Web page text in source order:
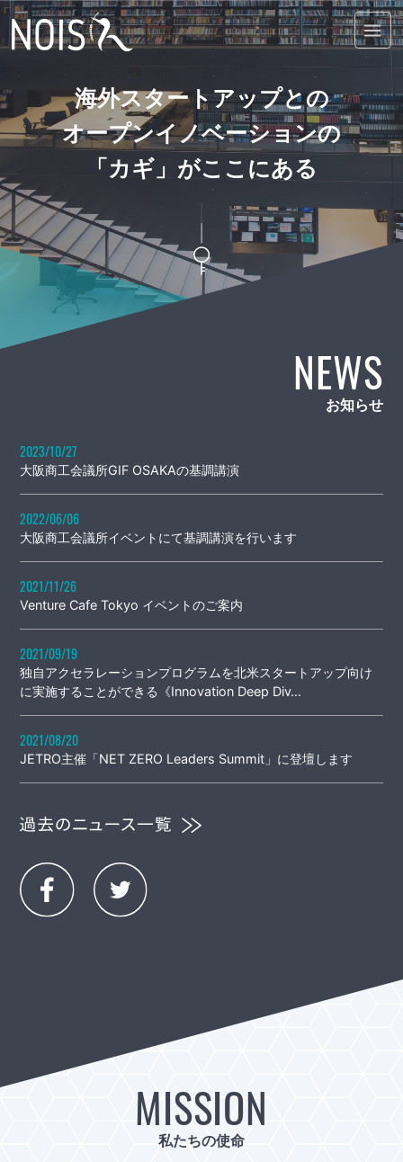
海外スタートアップとの
オープンイノベーションの
「カギ」がここにある
NEWS
お知らせ
2023/10/27
大阪商工会議所GIF OSAKAの基調講演
2022/06/06
大阪商工会議所イベントにて基調講演を行います
2021/11/26
Venture Cafe Tokyo イベントのご案内
2021/09/19
独自アクセラレーションプログラムを北米スタートアップ向け
に実施することができる《Innovation Deep Div…
2021/08/20
JETRO主催「NET ZERO Leaders Summit」に登壇します
MISSION
私たちの使命